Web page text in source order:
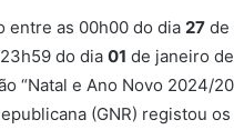
entre as 00h00 do dia27 de
do dia01 de janeiro
“Natal e Ano Novo 2024/
(GNR) registou